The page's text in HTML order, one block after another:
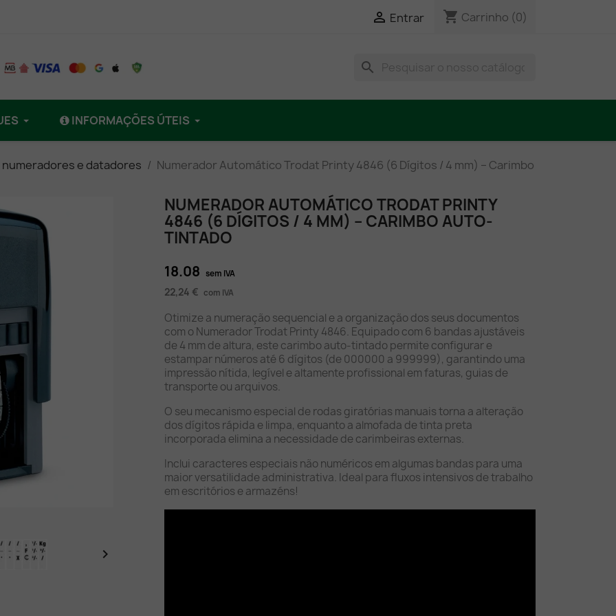
 Entrar shopping_cart Carrinho (0)
search
INFORMAÇÕES ÚTEIS
e datadores Numerador Automático Trodat Printy 4846 (6 Dígitos / 4 mm) – Carimbo

NUMERADOR AUTOMÁTICO TRODAT PRINTY
4846 (6 DÍGITOS / 4 MM) – CARIMBO AUTO-
TINTADO
18.08 sem IVA
22,24 € com IVA
Otimize a numeração sequencial e a organização dos seus documentos
com o Numerador Trodat Printy 4846. Equipado com 6 bandas ajustáveis
de 4 mm de altura, este carimbo auto-tintado permite configurar e
estampar números até 6 dígitos (de 000000 a 999999), garantindo uma
impressão nítida, legível e altamente profissional em faturas, guias de
transporte ou arquivos.
O seu mecanismo especial de rodas giratórias manuais torna a alteração
dos dígitos rápida e limpa, enquanto a almofada de tinta preta
incorporada elimina a necessidade de carimbeiras externas.
Inclui caracteres especiais não numéricos em algumas bandas para uma
maior versatilidade administrativa. Ideal para fluxos intensivos de trabalho
em escritórios e armazéns!